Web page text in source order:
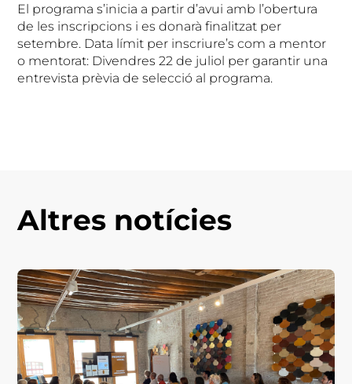
El programa s’inicia a partir d’avui amb l’obertura
de les inscripcions i es donarà finalitzat per
setembre. Data límit per inscriure’s com a mentor
o mentorat: Divendres 22 de juliol per garantir una
entrevista prèvia de selecció al programa.
Altres notícies